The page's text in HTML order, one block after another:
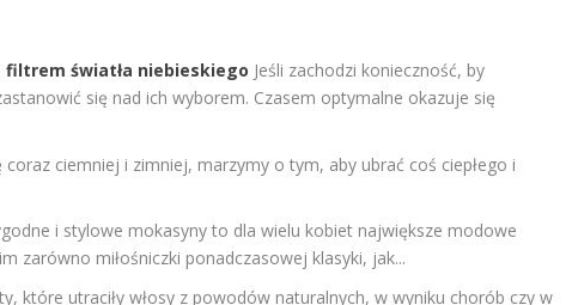
światła niebieskiego Jeśli zachodzi konieczność, by
się nad ich wyborem. Czasem optymalne okazuje się
coraz ciemniej i zimniej, marzymy o tym, aby ubrać coś ciepłego i
i stylowe mokasyny to dla wielu kobiet największe modowe
zarówno miłośniczki ponadczasowej klasyki, jak...
które utraciły włosy z powodów naturalnych, w wyniku chorób czy w